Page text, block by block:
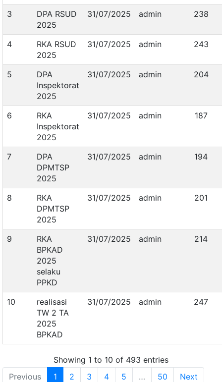
3
DPA RSUD
2025
31/07/2025 admin 238
4
RKA RSUD
2025
31/07/2025 admin 243
5
DPA
Inspektorat
2025
31/07/2025 admin 204
6
RKA
Inspektorat
2025
31/07/2025 admin 187
7
DPA
DPMTSP
2025
31/07/2025 admin 194
8
RKA
DPMTSP
2025
31/07/2025 admin 201
9
RKA
BPKAD
2025
selaku
PPKD
31/07/2025 admin 214
10
realisasi
TW 2 TA
2025
BPKAD
31/07/2025 admin 247
Showing 1 to 10 of 493 entries
Previous
1 2 3 4 5 … 50 Next